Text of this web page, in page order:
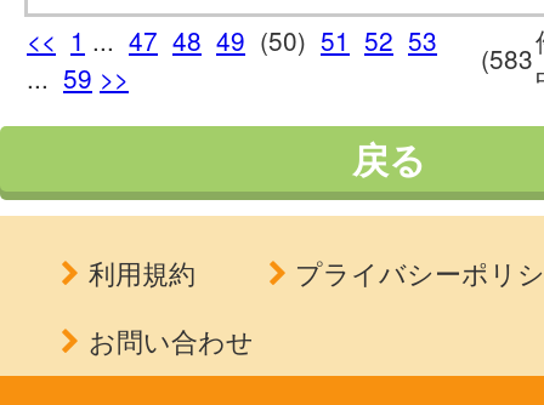
<< 1 ... 47 48 49 (50) 51 52 53
... 59 >>
(583
戻る
利用規約
プライバシーポリ
お問い合わせ